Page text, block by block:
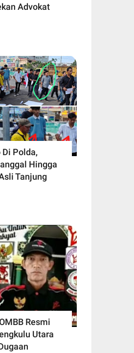
Advokat
Di Polda,
Hingga
Tanjung
Resmi
Utara